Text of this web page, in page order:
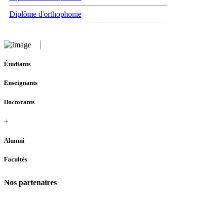
Diplôme d'orthophonie
Étudiants
Enseignants
Doctorants
+
Alumni
Facultés
Nos partenaires